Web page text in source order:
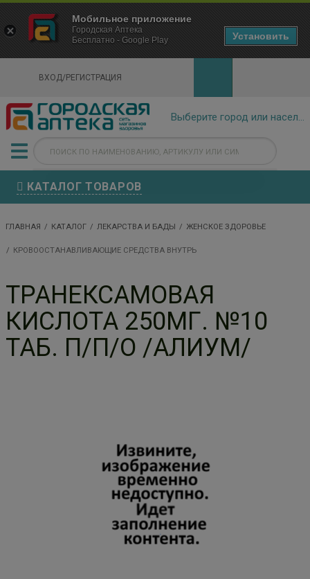
ВХОД/РЕГИСТРАЦИЯ
КАТАЛОГ ТОВАРОВ
ГЛАВНАЯ КАТАЛОГ ЛЕКАРСТВА И БАДЫ ЖЕНСКОЕ ЗДОРОВЬЕ
КРОВООСТАНАВЛИВАЮЩИЕ СРЕДСТВА ВНУТРЬ
ТРАНЕКСАМОВАЯ
КИСЛОТА 250МГ. №10
ТАБ. П/П/О /АЛИУМ/
×
Городская Аптека Маркетплейс
- In Google Play
Мобильное приложение
Городская Аптека
Бесплатно - Google Play
Установить